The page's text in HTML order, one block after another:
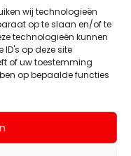
wij technologieën
op te slaan en/of te
technologieën kunnen
op deze site
of uw toestemming
op bepaalde functies